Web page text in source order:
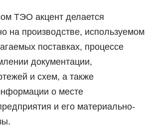
ТЭО акцент делается
на производстве, используемом
поставках, процессе
документации,
и схем, а также
о месте
и его материально-